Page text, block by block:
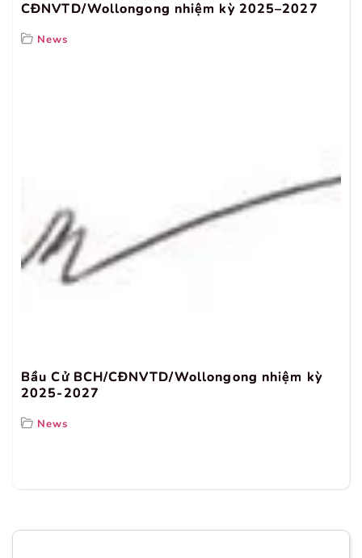
CĐNVTD/Wollongong nhiệm kỳ 2025–2027
News
Bầu Cử BCH/CĐNVTD/Wollongong nhiệm kỳ
2025-2027
News